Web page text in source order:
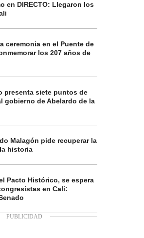
en DIRECTO: Llegaron los
ceremonia en el Puente de
los 207 años de
presenta siete puntos de
gobierno de Abelardo de la
Malagón pide recuperar la
historia
Pacto Histórico, se espera
en Cali: